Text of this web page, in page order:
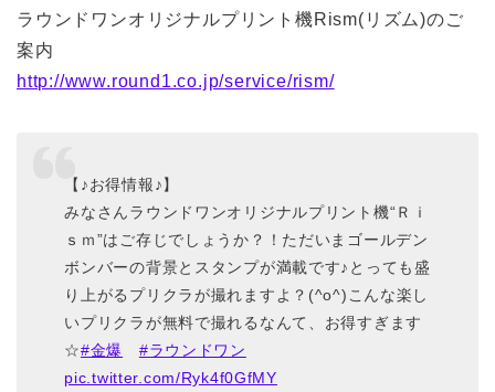
ラウンドワンオリジナルプリント機Rism(リズム)のご
案内
http://www.round1.co.jp/service/rism/
【♪お得情報♪】
みなさんラウンドワンオリジナルプリント機“Ｒｉ
ｓｍ”はご存じでしょうか？！ただいまゴールデン
ボンバーの背景とスタンプが満載です♪とっても盛
り上がるプリクラが撮れますよ？(^o^)こんな楽し
いプリクラが無料で撮れるなんて、お得すぎます
☆#金爆
#ラウンドワン
pic.twitter.com/Ryk4f0GfMY